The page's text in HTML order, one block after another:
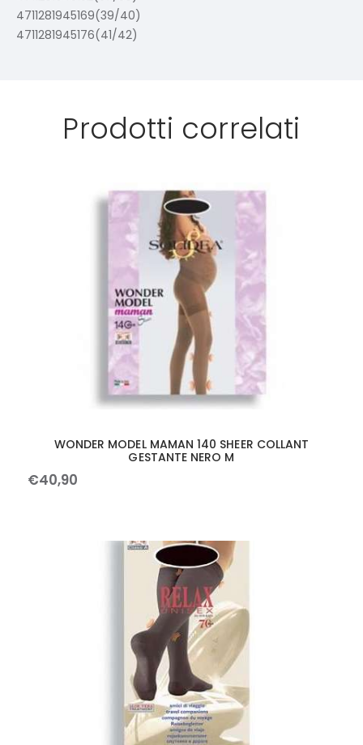
4711281945169(39/40)
4711281945176(41/42)
Prodotti correlati
WONDER MODEL MAMAN 140 SHEER COLLANT
GESTANTE NERO M
€40,90